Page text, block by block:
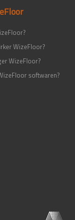
WizeFloor?
WizeFloor?
softwaren?